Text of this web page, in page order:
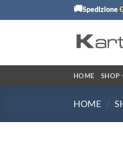
🚚Spedizione
HOME SHOP
HOME /